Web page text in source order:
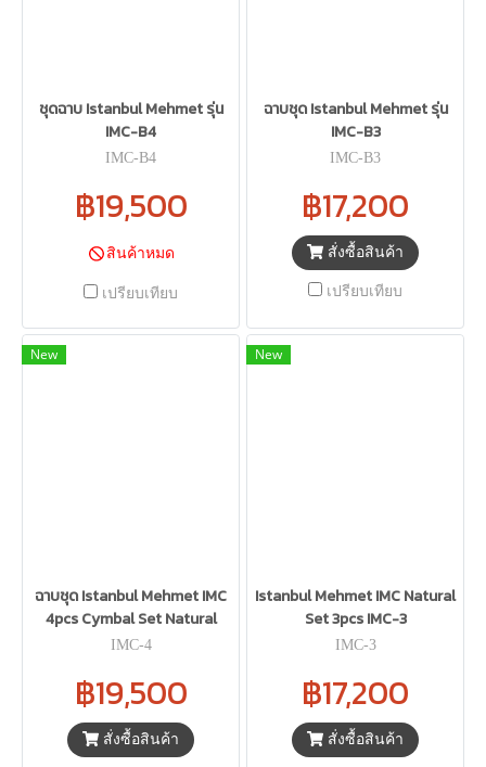
ชุดฉาบ Istanbul Mehmet รุ่น
IMC-B4
IMC-B4
฿19,500
สินค้าหมด
เปรียบเทียบ
ฉาบชุด Istanbul Mehmet รุ่น
IMC-B3
IMC-B3
฿17,200
สั่งซื้อสินค้า
เปรียบเทียบ
New
ฉาบชุด ​Istanbul Mehmet IMC
4pcs Cymbal Set Natural
IMC-4
฿19,500
สั่งซื้อสินค้า
New
Istanbul Mehmet IMC Natural
Set 3pcs IMC-3
IMC-3
฿17,200
สั่งซื้อสินค้า